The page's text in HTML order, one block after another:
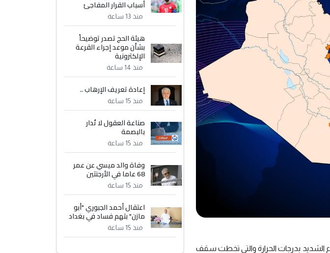
الشديد بدرجات الحرارة والتي تخطت سقف
أسباب القرار المفاجئ
منذ 13 ساعة
هيئة الحج تصدر توضيحاً
بشأن موعد إجراء القرعة
الإلكترونية
منذ 14 ساعة
إعادة تعريف الإرهاب ..
منذ 15 ساعة
صناعة العقول لا تُدار
بالبصمة
منذ 15 ساعة
وفاة والد ميسي عن عمر
68 عاما في الأرجنتين
منذ 15 ساعة
اعتقال أحمد الجبوري "أبو
مازن" بتهم فساد في بغداد
منذ 15 ساعة